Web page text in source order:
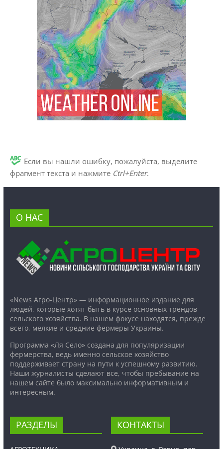
Если вы нашли ошибку, пожалуйста, выделите
фрагмент текста и нажмите Ctrl+Enter.
О НАС
«News Агро-Центр» — информационное издание для
людей, которые хотят быть в курсе основных трендов
сельского хозяйства. В нашем фокусе находятся, прежде
всего, мелкие и средние фермеры Украины.
Программа «Ля Село» создана для популяризации
фермерства, ведь именно сельское хозяйство
поддерживает страну на пути к успешному развитию.
Наши журналисты сделают все, чтобы пребывание на
нашем сайте было максимально информативным и
интересным.
РАЗДЕЛЫ КОНТАКТЫ